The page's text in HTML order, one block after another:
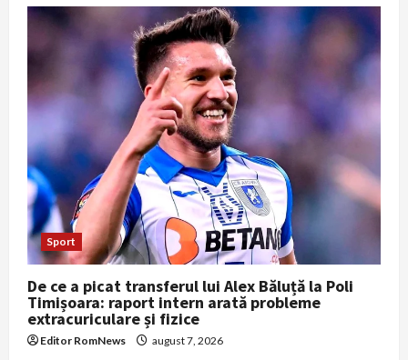
Sport
De ce a picat transferul lui Alex Băluță la Poli
Timișoara: raport intern arată probleme
extracuriculare și fizice
Editor RomNews august 7, 2026